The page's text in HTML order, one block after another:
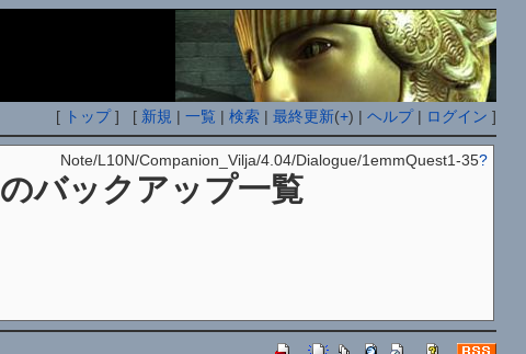
[ トップ] [ 新規 |一覧 |検索 |最終更新(+) |ヘルプ| ログイン ]
のバックアップ一覧
Note/L10N/Companion_Vilja/4.04/Dialogue/1emmQuest1-35?